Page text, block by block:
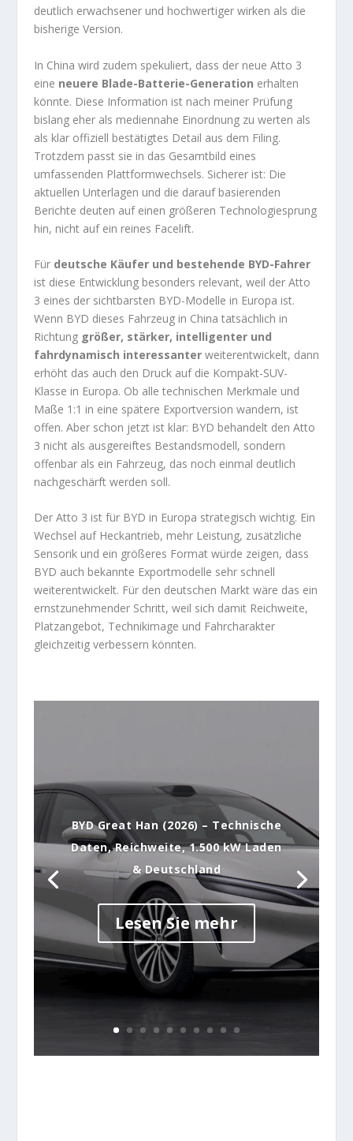
deutlich erwachsener und hochwertiger wirken als die
bisherige Version.
In China wird zudem spekuliert, dass der neue Atto 3
eine neuere Blade-Batterie-Generation erhalten
könnte. Diese Information ist nach meiner Prüfung
bislang eher als mediennahe Einordnung zu werten als
als klar offiziell bestätigtes Detail aus dem Filing.
Trotzdem passt sie in das Gesamtbild eines
umfassenden Plattformwechsels. Sicherer ist: Die
aktuellen Unterlagen und die darauf basierenden
Berichte deuten auf einen größeren Technologiesprung
hin, nicht auf ein reines Facelift.
Für deutsche Käufer und bestehende BYD-Fahrer
ist diese Entwicklung besonders relevant, weil der Atto
3 eines der sichtbarsten BYD-Modelle in Europa ist.
Wenn BYD dieses Fahrzeug in China tatsächlich in
Richtung größer, stärker, intelligenter und
fahrdynamisch interessanterweiterentwickelt, dann
erhöht das auch den Druck auf die Kompakt-SUV-
Klasse in Europa. Ob alle technischen Merkmale und
Maße 1:1 in eine spätere Exportversion wandern, ist
offen. Aber schon jetzt ist klar: BYD behandelt den Atto
3 nicht als ausgereiftes Bestandsmodell, sondern
offenbar als ein Fahrzeug, das noch einmal deutlich
nachgeschärft werden soll.
Der Atto 3 ist für BYD in Europa strategisch wichtig. Ein
Wechsel auf Heckantrieb, mehr Leistung, zusätzliche
Sensorik und ein größeres Format würde zeigen, dass
BYD auch bekannte Exportmodelle sehr schnell
weiterentwickelt. Für den deutschen Markt wäre das ein
ernstzunehmender Schritt, weil sich damit Reichweite,
Platzangebot, Technikimage und Fahrcharakter
gleichzeitig verbessern könnten.
BYD Great Han (2026) – Technische
Daten, Reichweite, 1.500 kW Laden
& Deutschland
Lesen Sie mehr